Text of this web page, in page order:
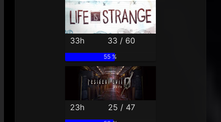
33h 33 / 60
55 %
23h 25 / 47